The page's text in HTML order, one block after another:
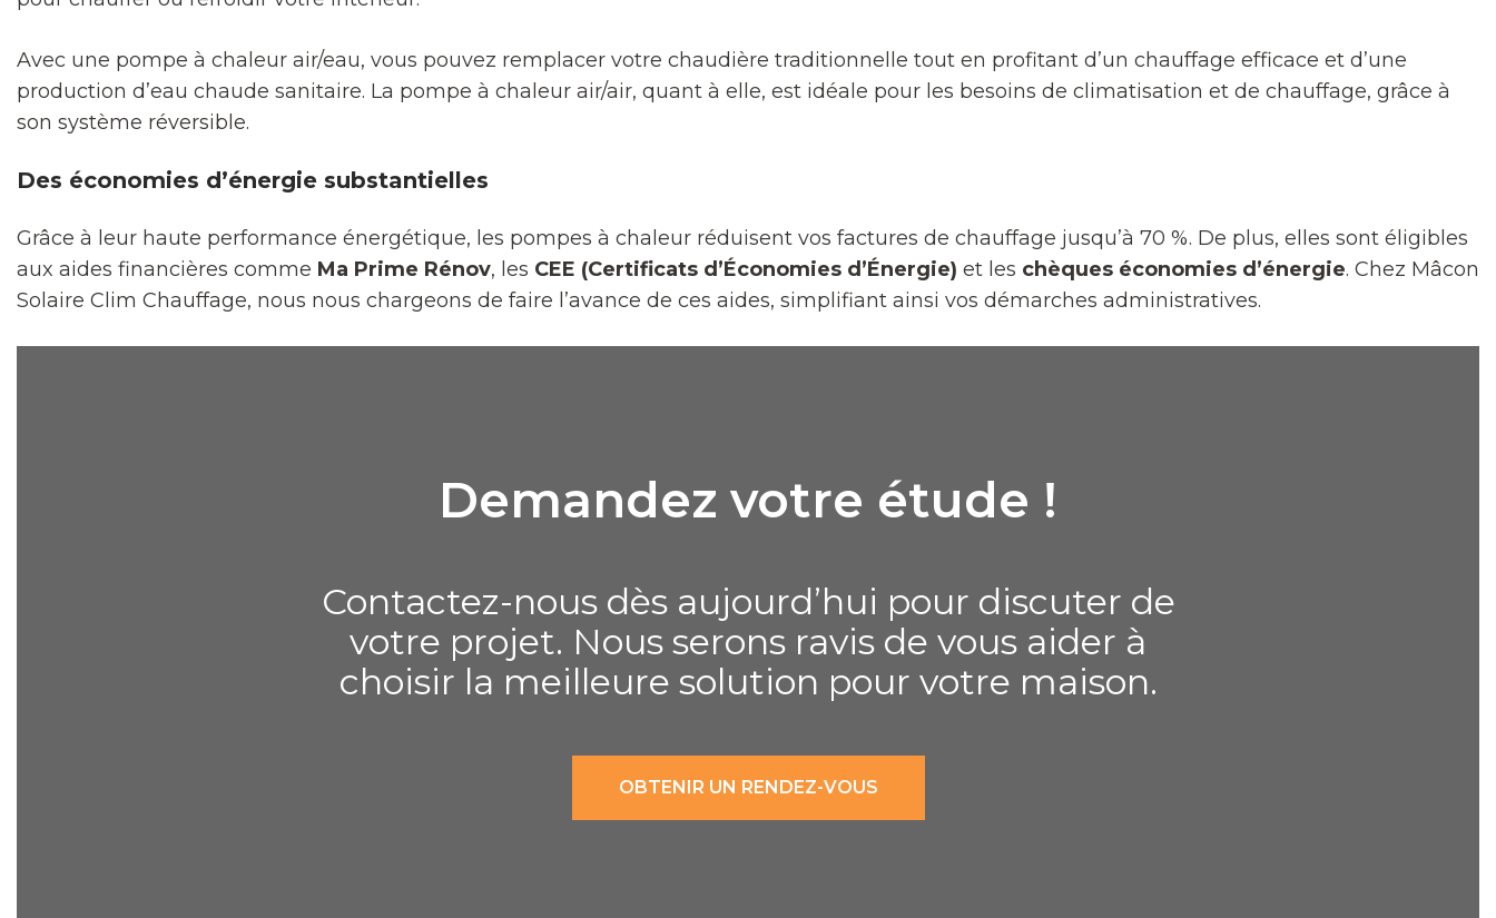
Avec une pompe à chaleur air/eau, vous pouvez remplacer votre chaudière traditionnelle tout en profitant d’un chauffage efficace et d’une
production d’eau chaude sanitaire. La pompe à chaleur air/air, quant à elle, est idéale pour les besoins de climatisation et de chauffage, grâce à
son système réversible.
Des économies d’énergie substantielles
Grâce à leur haute performance énergétique, les pompes à chaleur réduisent vos factures de chauffage jusqu’à 70 %. De plus, elles sont éligibles
aux aides financières comme Ma Prime Rénov, les CEE (Certificats d’Économies d’Énergie) et les chèques économies d’énergie. Chez Mâcon
Solaire Clim Chauffage, nous nous chargeons de faire l’avance de ces aides, simplifiant ainsi vos démarches administratives.
Demandez votre étude !
Contactez-nous dès aujourd’hui pour discuter de
votre projet. Nous serons ravis de vous aider à
choisir la meilleure solution pour votre maison.
OBTENIR UN RENDEZ-VOUS